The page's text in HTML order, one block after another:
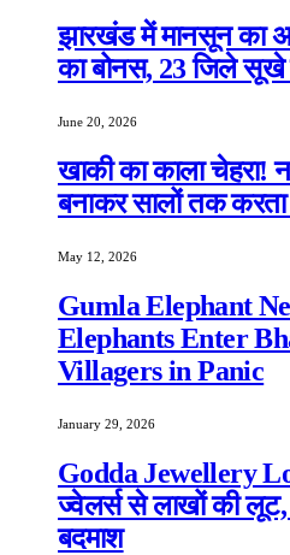
झारखंड में मानसून का
का बोनस, 23 जिले सूखे
June 20, 2026
खाकी का काला चेहरा!
बनाकर सालों तक करता
May 12, 2026
Gumla Elephant
Elephants Enter
Villagers in Panic
January 29, 2026
Godda Jewellery
ज्वेलर्स से लाखों की लूट,
बदमाश